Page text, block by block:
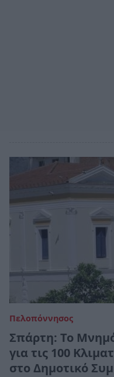
Πελοπόννησος
Σπάρτη: Το
για τις 100
στο Δημοτικό